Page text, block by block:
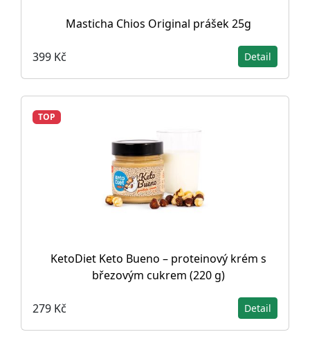
Masticha Chios Original prášek 25g
399 Kč Detail
TOP
KetoDiet Keto Bueno – proteinový krém s
březovým cukrem (220 g)
279 Kč Detail